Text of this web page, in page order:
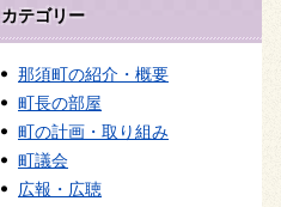
カテゴリー
那須町の紹介・概要
町長の部屋
町の計画・取り組み
町議会
広報・広聴